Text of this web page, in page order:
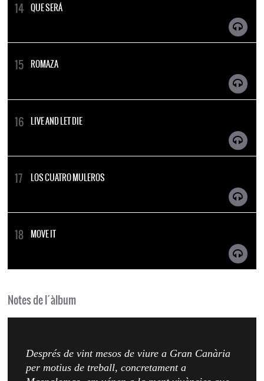
QUE SERÁ
ROMAZA
LIVE AND LET DIE
LOS CUATRO MULEROS
MOVE IT
Notes de l´àlbum
Després de vint mesos de viure a Gran Canària
per motius de treball, concretament a